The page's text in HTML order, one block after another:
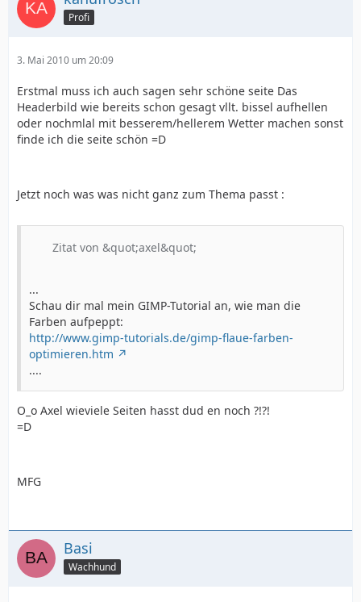
Profi
3. Mai 2010 um 20:09
Erstmal muss ich auch sagen sehr schöne seite Das
Headerbild wie bereits schon gesagt vllt. bissel aufhellen
oder nochmlal mit besserem/hellerem Wetter machen sonst
finde ich die seite schön =D
Jetzt noch was was nicht ganz zum Thema passt :
Zitat von &quot;axel&quot;
...
Schau dir mal mein GIMP-Tutorial an, wie man die
Farben aufpeppt:
http://www.gimp-tutorials.de/gimp-flaue-farben-
optimieren.htm
....
O_o Axel wieviele Seiten hasst dud en noch ?!?!
=D
MFG
Basi
Wachhund